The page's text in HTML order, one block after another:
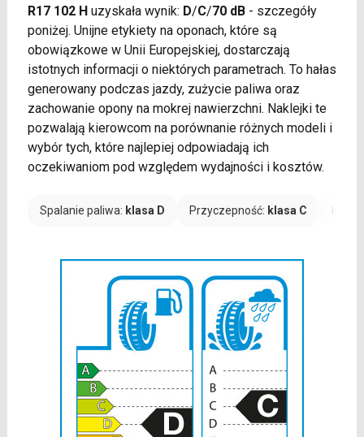
R17 102 Huzyskała wynik: D/C/70 dB- szczegóły
poniżej. Unijne etykiety na oponach, które są
obowiązkowe w Unii Europejskiej, dostarczają
istotnych informacji o niektórych parametrach. To hałas
generowany podczas jazdy, zużycie paliwa oraz
zachowanie opony na mokrej nawierzchni. Naklejki te
pozwalają kierowcom na porównanie różnych modeli i
wybór tych, które najlepiej odpowiadają ich
oczekiwaniom pod względem wydajności i kosztów.
Spalanie paliwa: klasa D Przyczepność: klasa C